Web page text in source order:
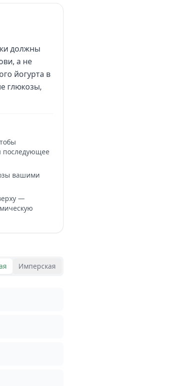
должны
а не
йогурта в
глюкозы,
последующее
вашими
—
Имперская